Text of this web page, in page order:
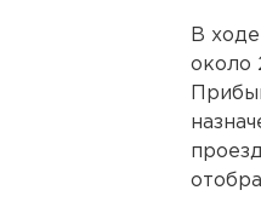
В
около